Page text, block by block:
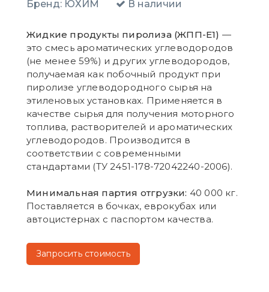
Бренд: ЮХИМ В наличии
Жидкие продукты пиролиза (ЖПП-Е1) —
это смесь ароматических углеводородов
(не менее 59%) и других углеводородов,
получаемая как побочный продукт при
пиролизе углеводородного сырья на
этиленовых установках. Применяется в
качестве сырья для получения моторного
топлива, растворителей и ароматических
углеводородов. Производится в
соответствии с современными
стандартами (ТУ 2451-178-72042240-2006).
Минимальная партия отгрузки: 40 000 кг.
Поставляется в бочках, еврокубах или
автоцистернах с паспортом качества.
Запросить стоимость